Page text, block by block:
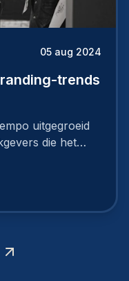
05 aug 2024
trends
uitgegroeid
die het